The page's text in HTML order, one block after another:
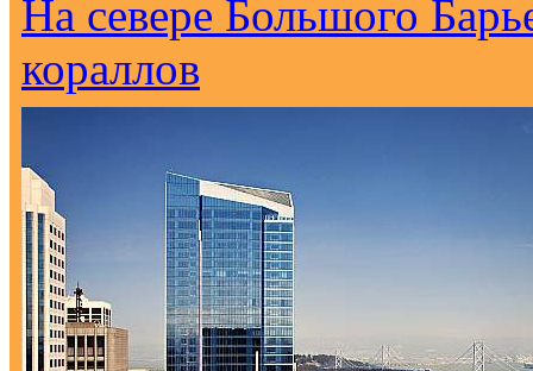
На севере Большого
кораллов